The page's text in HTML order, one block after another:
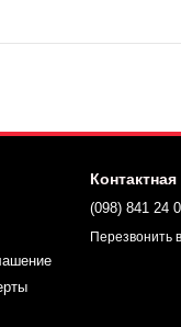
(098) 841 24
Перезвонить